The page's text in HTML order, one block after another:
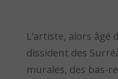
L’artiste, alors âgé
dissident des
murales, des bas-